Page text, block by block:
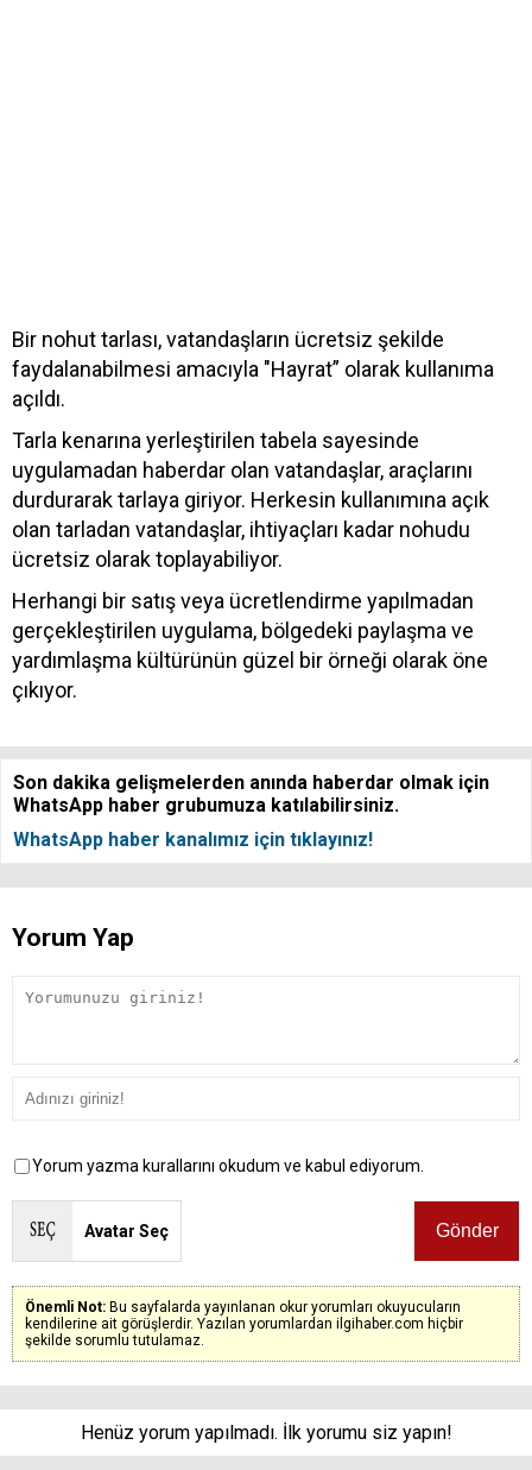
Bir nohut tarlası, vatandaşların ücretsiz şekilde
faydalanabilmesi amacıyla "Hayrat” olarak kullanıma
açıldı.
Tarla kenarına yerleştirilen tabela sayesinde
uygulamadan haberdar olan vatandaşlar, araçlarını
durdurarak tarlaya giriyor. Herkesin kullanımına açık
olan tarladan vatandaşlar, ihtiyaçları kadar nohudu
ücretsiz olarak toplayabiliyor.
Herhangi bir satış veya ücretlendirme yapılmadan
gerçekleştirilen uygulama, bölgedeki paylaşma ve
yardımlaşma kültürünün güzel bir örneği olarak öne
çıkıyor.
Son dakika gelişmelerden anında haberdar olmak için
WhatsApp haber grubumuza katılabilirsiniz.
WhatsApp haber kanalımız için tıklayınız!
Yorum Yap
Yorum yazma kurallarını okudum ve kabul ediyorum.
Avatar Seç
Önemli Not: Bu sayfalarda yayınlanan okur yorumları okuyucuların
kendilerine ait görüşlerdir. Yazılan yorumlardan ilgihaber.com hiçbir
şekilde sorumlu tutulamaz.
Henüz yorum yapılmadı. İlk yorumu siz yapın!